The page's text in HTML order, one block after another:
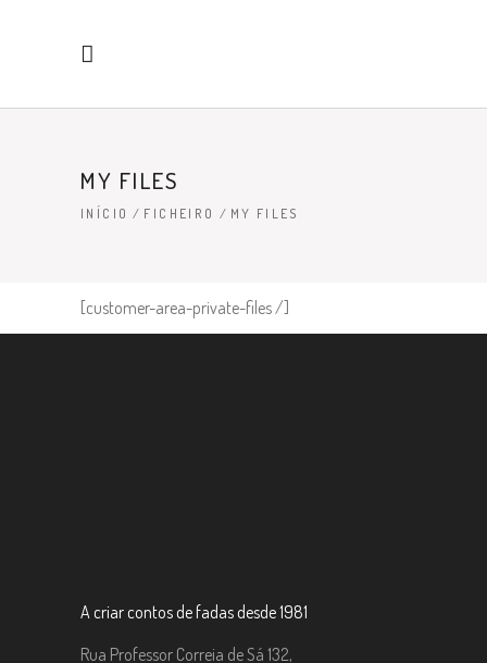
MY FILES
INÍCIO / FICHEIRO / MY FILES
[customer-area-private-files /]
A criar contos de fadas desde 1981
Rua Professor Correia de Sá 132,